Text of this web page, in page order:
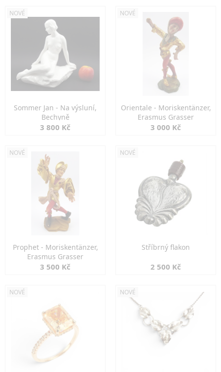
NOVÉ
Sommer Jan - Na výsluní,
Bechyně
3 800 Kč
NOVÉ
Orientale - Moriskentänzer,
Erasmus Grasser
3 000 Kč
NOVÉ
Prophet - Moriskentänzer,
Erasmus Grasser
3 500 Kč
NOVÉ
Stříbrný flakon
2 500 Kč
NOVÉ NOVÉ